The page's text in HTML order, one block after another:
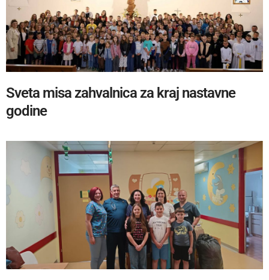
Sveta misa zahvalnica za kraj nastavne
godine